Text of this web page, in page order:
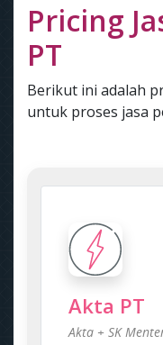
Pricing
PT
Berikut ini adalah
untuk proses jasa
Akta PT
Akta + SK